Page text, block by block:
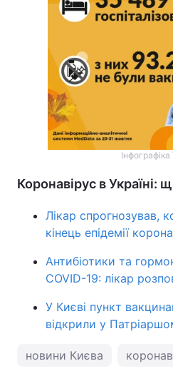
Коронавірус в Україні:
Лікар спрогнозував,
кінець епідемії
Антибіотики та
COVID-19: лікар
У Києві пункт
відкрили у
новини Києва